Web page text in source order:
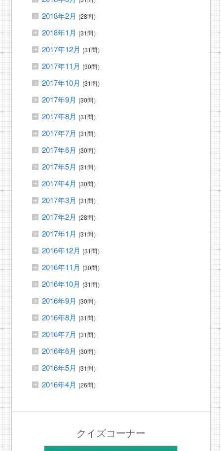
2018年2月 (28問）
2018年1月 (31問）
2017年12月 (31問）
2017年11月 (30問）
2017年10月 (31問）
2017年9月 (30問）
2017年8月 (31問）
2017年7月 (31問）
2017年6月 (30問）
2017年5月 (31問）
2017年4月 (30問）
2017年3月 (31問）
2017年2月 (28問）
2017年1月 (31問）
2016年12月 (31問）
2016年11月 (30問）
2016年10月 (31問）
2016年9月 (30問）
2016年8月 (31問）
2016年7月 (31問）
2016年6月 (30問）
2016年5月 (31問）
2016年4月 (26問）
クイズコーナー